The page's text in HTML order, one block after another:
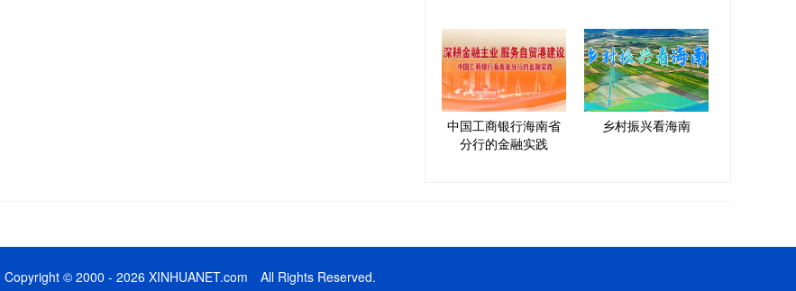
中国工商银行海南省
分行的金融实践
乡村振兴看海南
Copyright © 2000 - 2026 XINHUANET.com All Rights Reserved.